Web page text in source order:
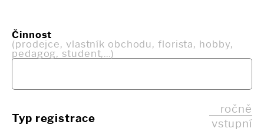
Činnost
(prodejce, vlastník obchodu, florista, hobby,
pedagog, student,...)
Typ registrace
ročně
vstupní